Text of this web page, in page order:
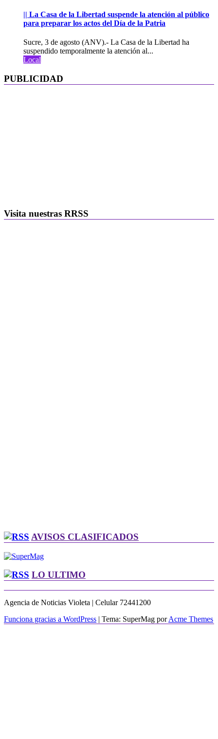
|| La Casa de la Libertad suspende la atención al público
para preparar los actos del Día de la Patria
Sucre, 3 de agosto (ANV).- La Casa de la Libertad ha
suspendido temporalmente la atención al...
Local
PUBLICIDAD
Visita nuestras RRSS
AVISOS CLASIFICADOS
LO ULTIMO
Agencia de Noticias Violeta | Celular 72441200
Funciona gracias a WordPress | Tema: SuperMag porAcme Themes